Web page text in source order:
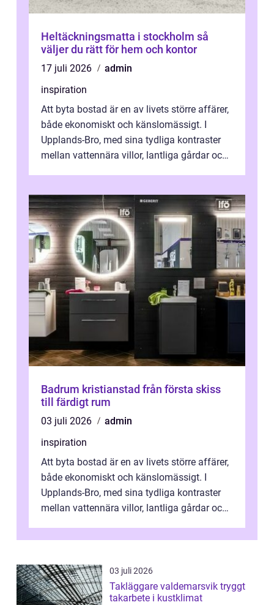
Heltäckningsmatta i stockholm så
väljer du rätt för hem och kontor
17 juli 2026
admin
inspiration
Att byta bostad är en av livets större affärer,
både ekonomiskt och känslomässigt. I
Upplands-Bro, med sina tydliga kontraster
mellan vattennära villor, lantliga gårdar och
Badrum kristianstad från första skiss
till färdigt rum
03 juli 2026
admin
inspiration
Att byta bostad är en av livets större affärer,
både ekonomiskt och känslomässigt. I
Upplands-Bro, med sina tydliga kontraster
mellan vattennära villor, lantliga gårdar och
03 juli 2026
Takläggare valdemarsvik tryggt
takarbete i kustklimat